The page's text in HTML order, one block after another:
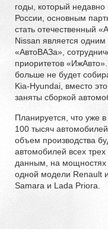
годы, который
России, основным
стать отечественный
Nissan является
«АвтоВАЗа»,
приоритетов
больше не будет
Kia-Hyundai, вместо
заняты сборкой
Планируется, что уже
100 тысяч
объем производства
автомобилей всех
данным, на мощностях
одной модели Renault
Samara и Lada Priora.